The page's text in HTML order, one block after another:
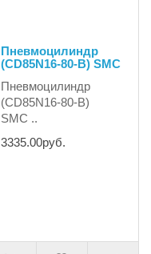
Пневмоцилиндр
(CD85N16-80-B) SMC
Пневмоцилиндр
(CD85N16-80-B)
SMC ..
3335.00руб.